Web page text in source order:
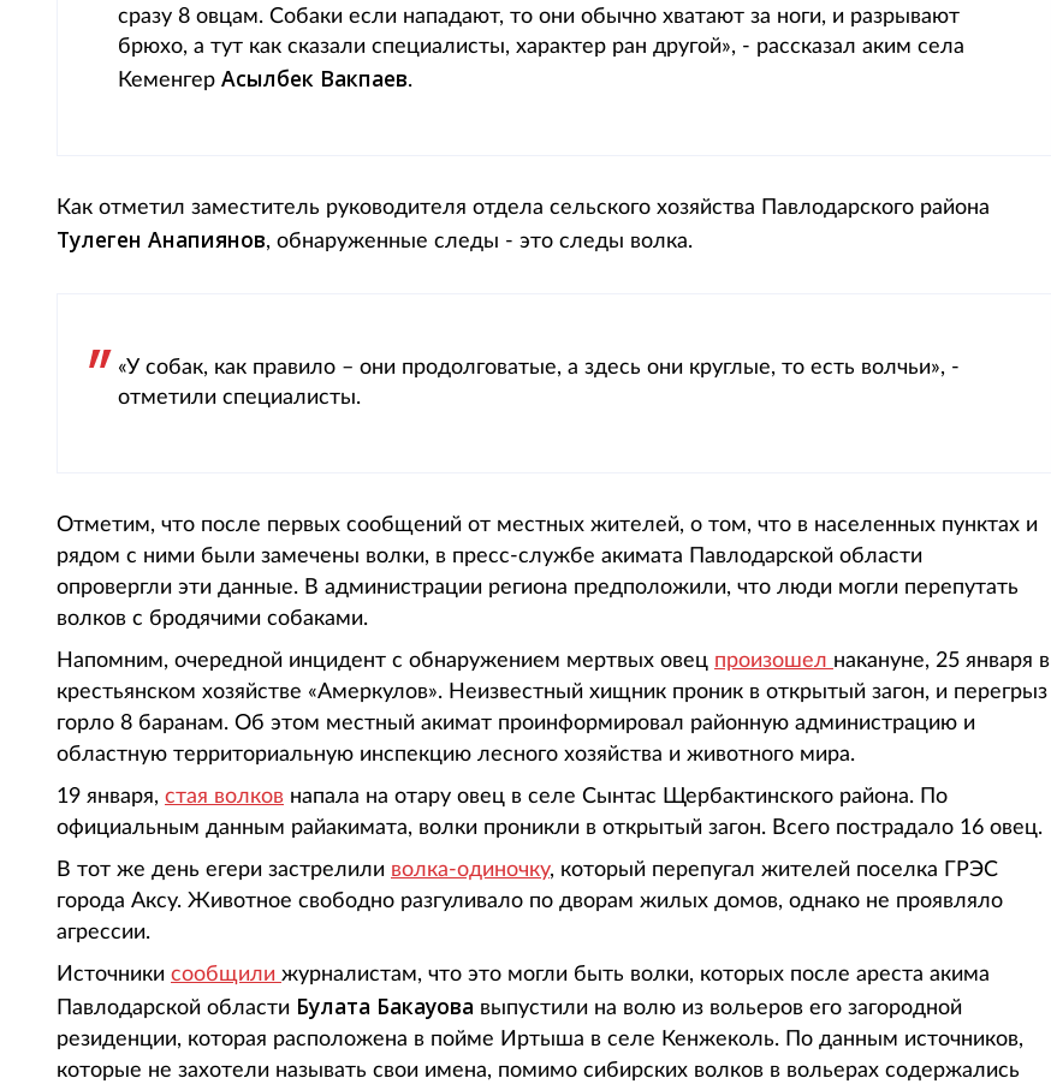
сразу 8 овцам. Собаки если нападают, то они обычно хватают за ноги, и разрывают
брюхо, а тут как сказали специалисты, характер ран другой», - рассказал аким села
Кеменгер Асылбек Вакпаев.
Как отметил заместитель руководителя отдела сельского хозяйства Павлодарского района
Тулеген Анапиянов, обнаруженные следы - это следы волка.
«У собак, как правило – они продолговатые, а здесь они круглые, то есть волчьи», -
отметили специалисты.
Отметим, что после первых сообщений от местных жителей, о том, что в населенных пунктах и
рядом с ними были замечены волки, в пресс-службе акимата Павлодарской области
опровергли эти данные. В администрации региона предположили, что люди могли перепутать
волков с бродячими собаками.
Напомним, очередной инцидент с обнаружением мертвых овец произошел накануне, 25 января в
крестьянском хозяйстве «Амеркулов». Неизвестный хищник проник в открытый загон, и перегрыз
горло 8 баранам. Об этом местный акимат проинформировал районную администрацию и
областную территориальную инспекцию лесного хозяйства и животного мира.
19 января, стая волков напала на отару овец в селе Сынтас Щербактинского района. По
официальным данным райакимата, волки проникли в открытый загон. Всего пострадало 16 овец.
В тот же день егери застрелили волка-одиночку, который перепугал жителей поселка ГРЭС
города Аксу. Животное свободно разгуливало по дворам жилых домов, однако не проявляло
агрессии.
Источники сообщили журналистам, что это могли быть волки, которых после ареста акима
Павлодарской области Булата Бакауова выпустили на волю из вольеров его загородной
резиденции, которая расположена в пойме Иртыша в селе Кенжеколь. По данным источников,
которые не захотели называть свои имена, помимо сибирских волков в вольерах содержались